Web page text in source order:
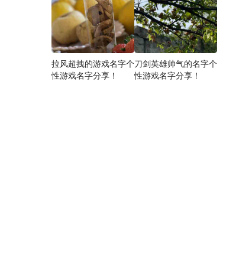
拉风超拽的游戏名字个
性游戏名字分享！
刀剑英雄帅气的名字个
性游戏名字分享！